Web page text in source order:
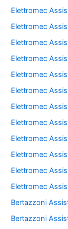
Elettromec
Elettromec
Elettromec
Elettromec
Elettromec
Elettromec
Elettromec
Elettromec
Elettromec
Elettromec
Elettromec
Elettromec
Bertazzoni
Bertazzoni